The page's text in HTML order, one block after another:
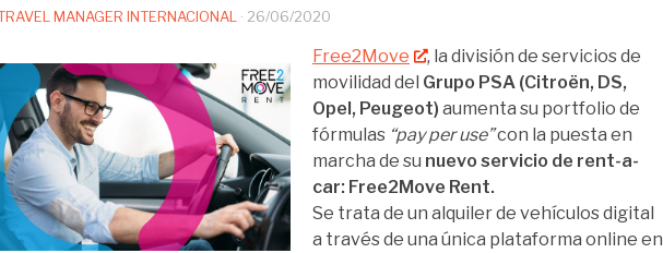
MANAGER INTERNACIONAL · 26/06/2020
Free2Move
, la división de servicios de
movilidad del Grupo PSA (Citroën, DS,
Opel, Peugeot) aumenta su portfolio de
fórmulas “pay per use”con la puesta en
marcha de su nuevo servicio de rent-a-
car: Free2Move Rent.
Se trata de un alquiler de vehículos digital
a través de una única plataforma online en